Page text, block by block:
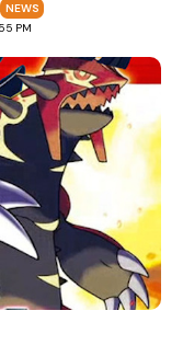
PM
NEWS